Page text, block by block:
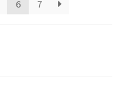
6 7